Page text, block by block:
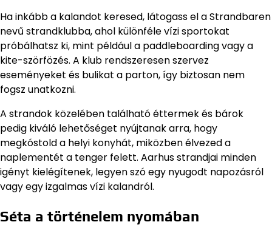
Ha inkább a kalandot keresed, látogass el a Strandbaren
nevű strandklubba, ahol különféle vízi sportokat
próbálhatsz ki, mint például a paddleboarding vagy a
kite-szörfözés. A klub rendszeresen szervez
eseményeket és bulikat a parton, így biztosan nem
fogsz unatkozni.
A strandok közelében található éttermek és bárok
pedig kiváló lehetőséget nyújtanak arra, hogy
megkóstold a helyi konyhát, miközben élvezed a
naplementét a tenger felett. Aarhus strandjai minden
igényt kielégítenek, legyen szó egy nyugodt napozásról
vagy egy izgalmas vízi kalandról.
Séta a történelem nyomában